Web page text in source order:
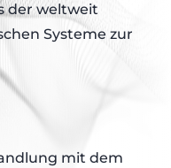
der weltweit
Systeme zur
mit dem